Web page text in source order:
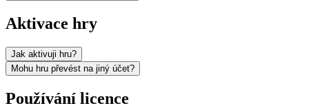
Aktivace hry
Jak aktivuji hru?
Mohu hru převést na jiný účet?
Používání licence